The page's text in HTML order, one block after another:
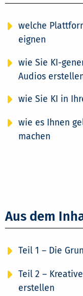
welche
eignen
wie Sie KI-
Audios
wie Sie KI in
wie es Ihnen
machen
Aus dem
Teil 1 – Die
Teil 2 –
erstellen